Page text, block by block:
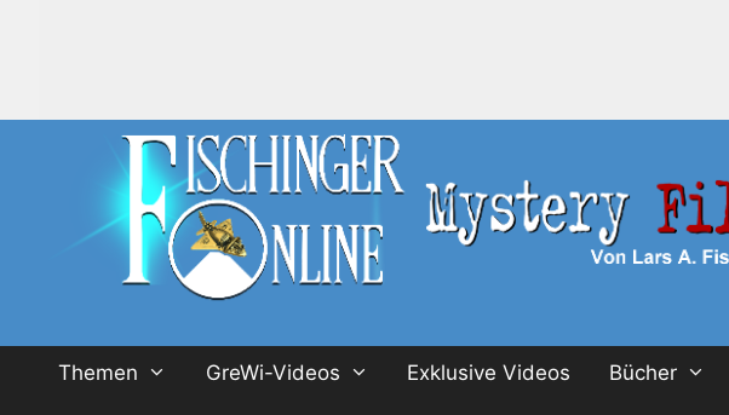
Themen GreWi-Videos Exklusive Videos Bücher